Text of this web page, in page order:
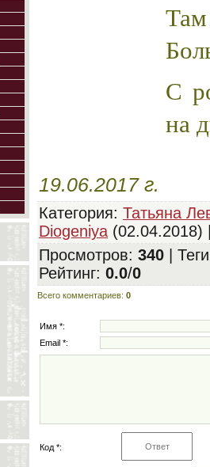
С
на
19.06.2017 г.
Категория: Татьяна
Diogeniya
Просмотров: 340 | Теги
Рейтинг: 0.0/0
Всего комментариев: 0
Имя *:
Email *:
Код *: